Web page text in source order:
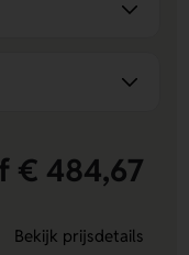
€ 484,67
Bekijk prijsdetails